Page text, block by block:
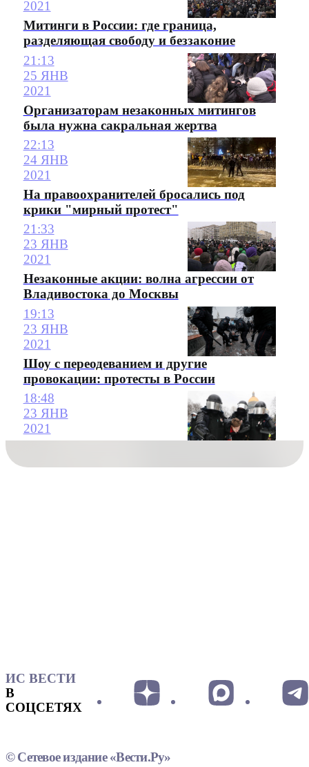
2021
Митинги в России: где граница,
разделяющая свободу и беззаконие
21:13
25 ЯНВ
2021
Организаторам незаконных митингов
была нужна сакральная жертва
22:13
24 ЯНВ
2021
На правоохранителей бросались под
крики "мирный протест"
21:33
23 ЯНВ
2021
Незаконные акции: волна агрессии от
Владивостока до Москвы
19:13
23 ЯНВ
2021
Шоу с переодеванием и другие
провокации: протесты в России
18:48
23 ЯНВ
2021
ИС ВЕСТИ
В
СОЦСЕТЯХ
© Сетевое издание «Вести.Ру»